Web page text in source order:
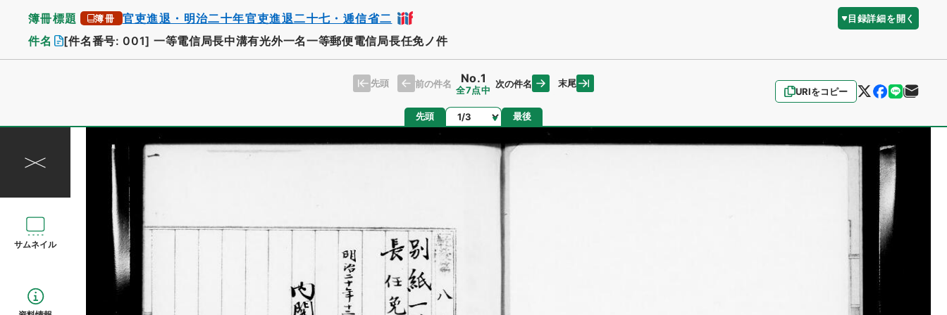
簿冊標題 簿冊 官吏進退・明治二十年官吏進退二十七・逓信省二 目録詳細を開く
件名 [件名番号: 001] 一等電信局長中溝有光外一名一等郵便電信局長任免ノ件
URIをコピー
先頭 前の件名 No.1
全7点中
次の件名 末尾
先頭 ページ 最後
サムネイル